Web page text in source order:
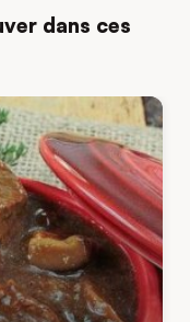
dans ces